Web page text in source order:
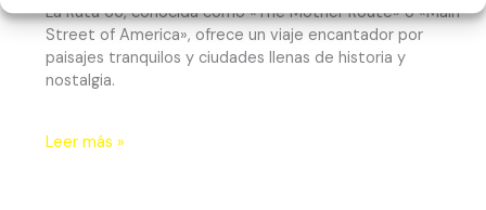
La Ruta 66, conocida como «The Mother Route» o «Main
Street of America», ofrece un viaje encantador por
paisajes tranquilos y ciudades llenas de historia y
nostalgia.
Leer más »